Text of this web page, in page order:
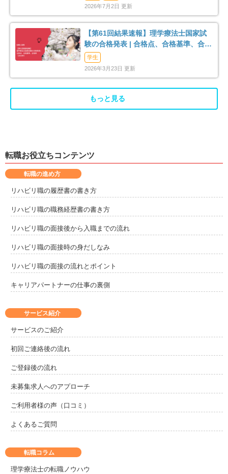
常呂郡佐呂間町
紋別郡遠軽町 2 有珠郡壮瞥町 2
白老郡白老町 6
勇払郡むかわ町 2 沙流郡日高町 1
日高郡新ひだか町 6 河東郡音更町 8
広尾郡広尾町 1 中川郡幕別町 4
中川郡池田町 2
川上郡弟子屈町 2
白糠郡白糠町 標津郡中標津町
2026年7月2日 更新
【第61回結果速報】理学療法士国家試
験の合格発表 | 合格点、合格基準、合格
率（2026年）
学生
2026年3月23日 更新
もっと見る
転職お役立ちコンテンツ
サービス紹介
サービスのご紹介
初回ご連絡後の流れ
ご登録後の流れ
未募集求人へのアプローチ
ご利用者様の声（口コミ）
よくあるご質問
転職の進め方
リハビリ職の履歴書の書き方
リハビリ職の職務経歴書の書き方
リハビリ職の面接後から入職までの流れ
リハビリ職の面接時の身だしなみ
リハビリ職の面接の流れとポイント
キャリアパートナーの仕事の裏側
転職コラム
理学療法士の転職ノウハウ